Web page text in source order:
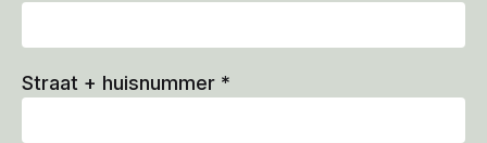
Straat + huisnummer *